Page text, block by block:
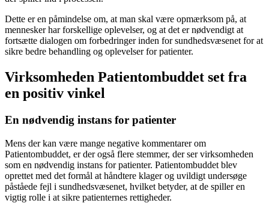
Dette er en påmindelse om, at man skal være opmærksom på, at
mennesker har forskellige oplevelser, og at det er nødvendigt at
fortsætte dialogen om forbedringer inden for sundhedsvæsenet for at
sikre bedre behandling og oplevelser for patienter.
Virksomheden Patientombuddet set fra
en positiv vinkel
En nødvendig instans for patienter
Mens der kan være mange negative kommentarer om
Patientombuddet, er der også flere stemmer, der ser virksomheden
som en nødvendig instans for patienter. Patientombuddet blev
oprettet med det formål at håndtere klager og uvildigt undersøge
påståede fejl i sundhedsvæsenet, hvilket betyder, at de spiller en
vigtig rolle i at sikre patienternes rettigheder.